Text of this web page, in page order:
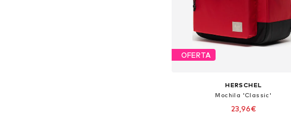
OFERTA
HERSCHEL
Mochila 'Classic'
23,96€